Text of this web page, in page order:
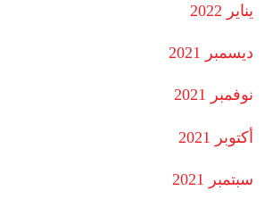
يناير 2022
ديسمبر 2021
نوفمبر 2021
أكتوبر 2021
سبتمبر 2021